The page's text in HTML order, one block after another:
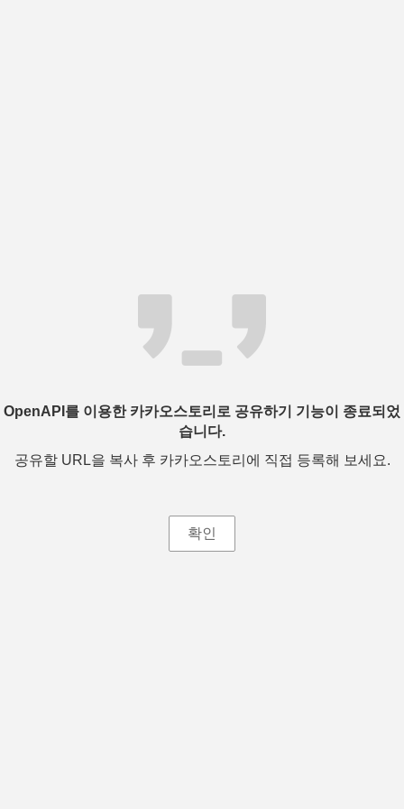
OpenAPI를 이용한 카카오스토리로 공유하기 기능이 종료되었
습니다.
공유할 URL을 복사 후 카카오스토리에 직접 등록해 보세요.
확인